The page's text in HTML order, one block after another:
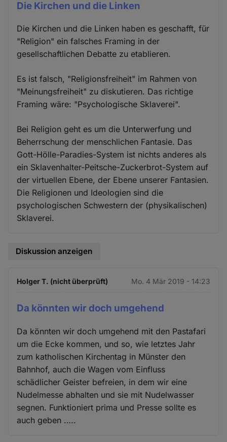
Die Kirchen und die Linken
Die Kirchen und die Linken haben es geschafft, für
"Religion" ein falsches Framing in der
gesellschaftlichen Debatte zu etablieren.
Es ist falsch, "Religionsfreiheit" im Rahmen von
"Meinungsfreiheit" zu diskutieren. Das richtige
Framing wäre: "Psychologische Sklaverei".
Bei Religion geht es um die Unterwerfung und
Beherrschung der menschlichen Fantasie. Das
Gott-Hölle-Paradies-System ist nichts anderes als
ein Sklavenhalter-Peitsche-Zuckerbrot-System auf
der virtuellen Ebene, der Ebene unserer Fantasien.
Die Religionen und Ideologien sind die
psychologischen Schwestern der (physikalischen)
Sklaverei.
Diskussion anzeigen
Holger T. (nicht überprüft) Mo. 4 Mär 2019 - 14:23
Da könnten wir doch umgehend
Da könnten wir doch umgehend mit den Pastafari
um die Ecke kommen, und so, wie letztes Jahr
zum katholischen Kirchentag in Münster den
Bahnhof, auch die Wagen vom Einfluss
schädlicher Geister befreien, in dem wir eine
Nudelmesse abhalten und sie mit Nudelwasser
segnen. Funktioniert prima und Presse sollte es
auch geben …..